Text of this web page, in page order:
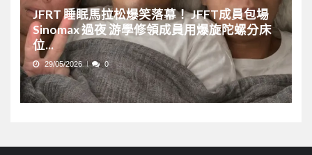
JFRT 睡眠馬拉松爆笑落幕！ JFFT成員包場
Sinomax 過夜 游學修領成員用爆旋陀螺分床
位...
29/05/2026 0